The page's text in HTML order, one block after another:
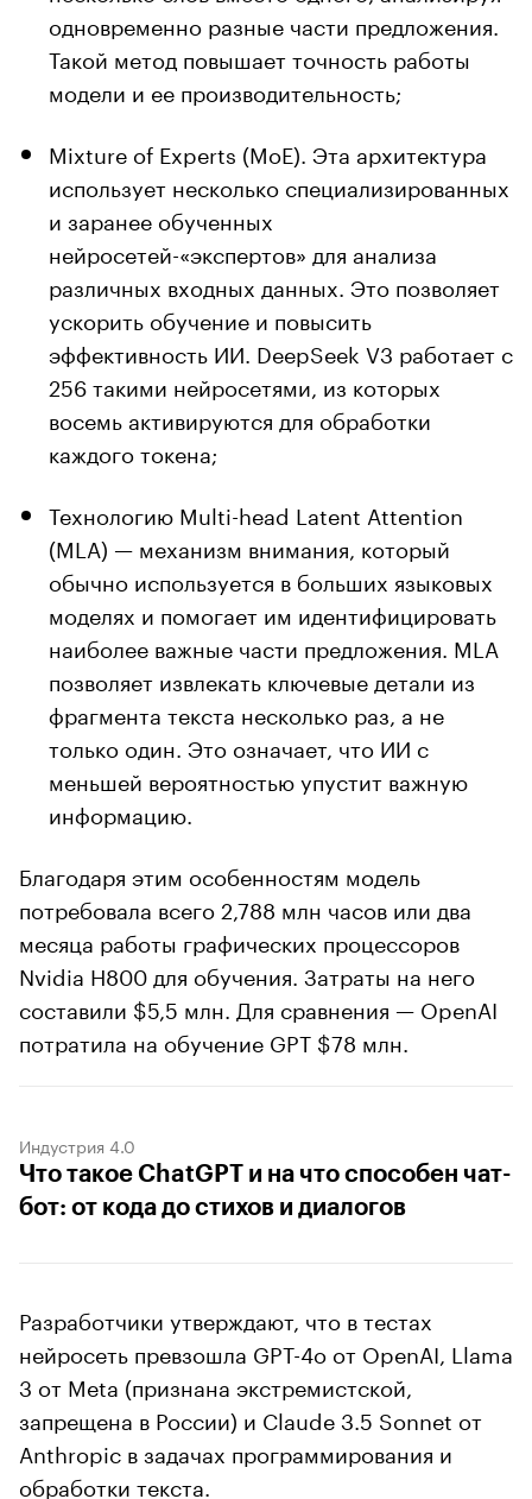
одновременно разные части предложения.
Такой метод повышает точность работы
модели и ее производительность;
Mixture of Experts (MoE). Эта архитектура
использует несколько специализированных
и заранее обученных
нейросетей-«экспертов» для анализа
различных входных данных. Это позволяет
ускорить обучение и повысить
эффективность ИИ. DeepSeek V3 работает с
256 такими нейросетями, из которых
восемь активируются для обработки
каждого токена;
Технологию Multi-head Latent Attention
(MLA) — механизм внимания, который
обычно используется в больших языковых
моделях и помогает им идентифицировать
наиболее важные части предложения. MLA
позволяет извлекать ключевые детали из
фрагмента текста несколько раз, а не
только один. Это означает, что ИИ с
меньшей вероятностью упустит важную
информацию.
Благодаря этим особенностям модель
потребовала всего 2,788 млн часов или два
месяца работы графических процессоров
Nvidia H800 для обучения. Затраты на него
составили $5,5 млн. Для сравнения — OpenAI
потратила на обучение GPT $78 млн.
Индустрия 4.0
Что такое ChatGPT и на что способен чат-
бот: от кода до стихов и диалогов
Разработчики утверждают, что в тестах
нейросеть превзошла GPT-4о от OpenAI, Llama
3 от Meta (признана экстремистской,
запрещена в России) и Claude 3.5 Sonnet от
Anthropic в задачах программирования и
обработки текста.